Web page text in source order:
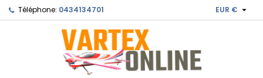
Téléphone: 0434134701 EUR € 